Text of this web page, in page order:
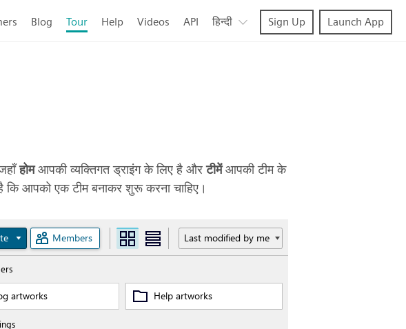
Blog Tour Help Videos API हिन्दी Sign Up Launch App
होमआपकी व्यक्तिगत ड्राइंग के लिए है औरटीमेंआपकी टीम के
आपको एक टीम बनाकर शुरू करना चाहिए।